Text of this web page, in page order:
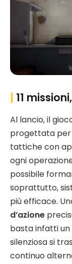
| 11
Al lancio, il
progettata
tattiche con
ogni
possibile
soprattutto,
più efficace.
d’azione
basta infatti un
silenziosa si
continuo